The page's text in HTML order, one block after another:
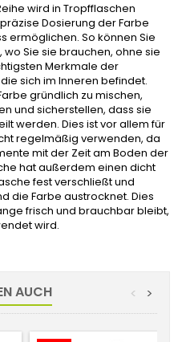
wird in Tropfflaschen
Dosierung der Farbe
ermöglichen. So können Sie
Sie sie brauchen, ohne sie
Merkmale der
sich im Inneren befindet.
gründlich zu mischen,
und sicherstellen, dass sie
werden. Dies ist vor allem für
regelmäßig verwenden, da
mit der Zeit am Boden der
hat außerdem einen dicht
fest verschließt und
die Farbe austrocknet. Dies
frisch und brauchbar bleibt,
wird.
AUCH >
<